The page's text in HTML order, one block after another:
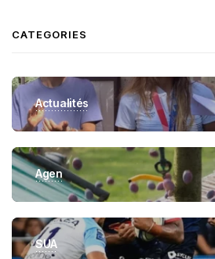
CATEGORIES
Actualités
Agen
SUA